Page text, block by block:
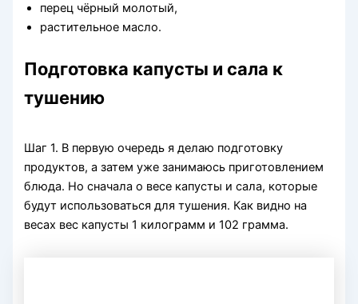
перец чёрный молотый,
растительное масло.
Подготовка капусты и сала к
тушению
Шаг 1. В первую очередь я делаю подготовку
продуктов, а затем уже занимаюсь приготовлением
блюда. Но сначала о весе капусты и сала, которые
будут использоваться для тушения. Как видно на
весах вес капусты 1 килограмм и 102 грамма.